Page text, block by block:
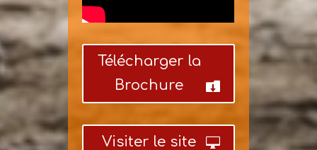
Télécharger la
Brochure
Visiter le site